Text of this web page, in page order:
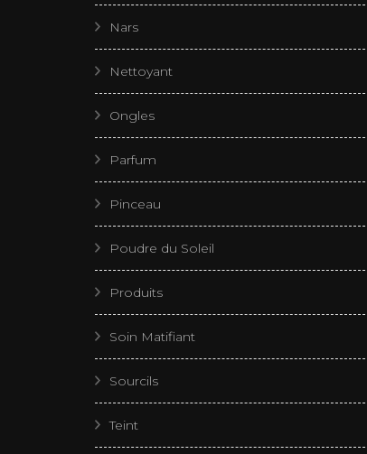
Nars
Nettoyant
Ongles
Parfum
Pinceau
Poudre du Soleil
Produits
Soin Matifiant
Sourcils
Teint